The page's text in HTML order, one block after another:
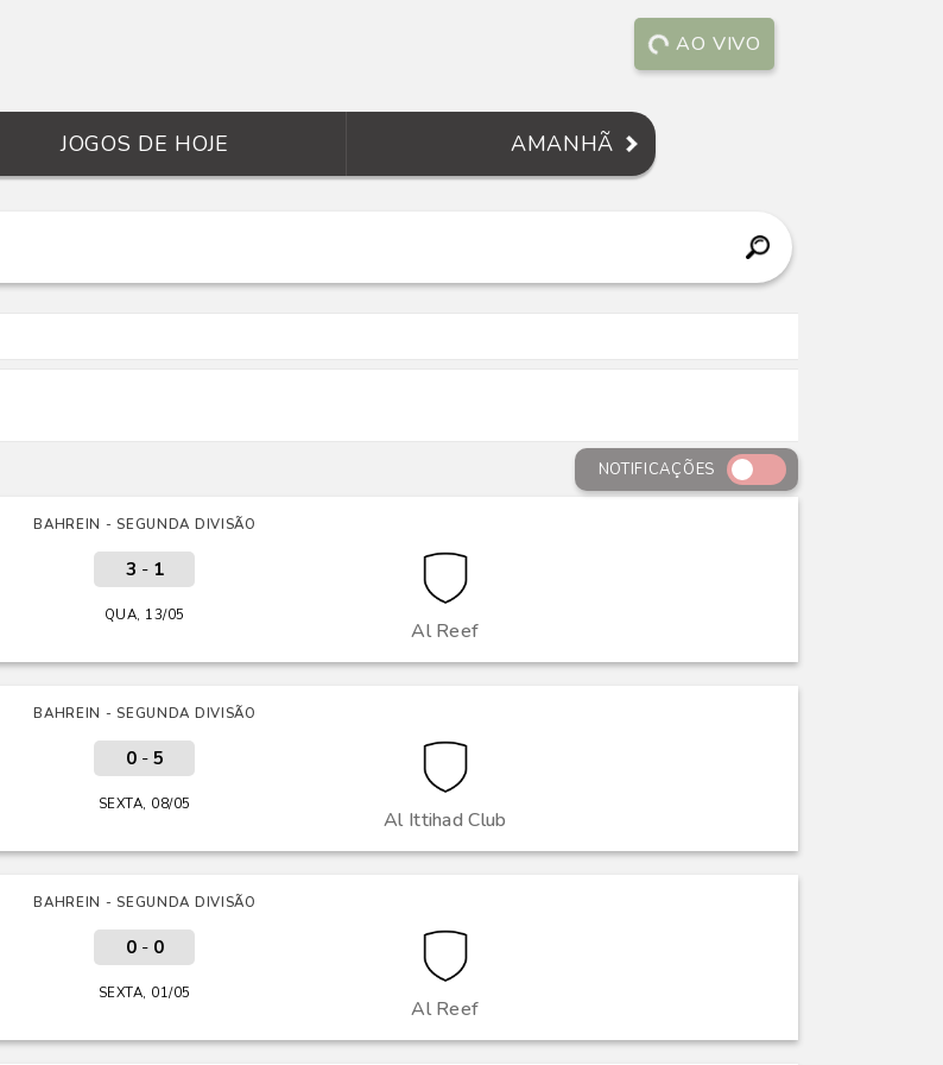
AO VIVO
JOGOS DE HOJE AMANHÃ
NOTIFICAÇÕES
BAHREIN - SEGUNDA DIVISÃO
Al Reef
3 - 1
QUA, 13/05
BAHREIN - SEGUNDA DIVISÃO
Al Ittihad Club
0- 5
SEXTA, 08/05
BAHREIN - SEGUNDA DIVISÃO
Al Reef
0- 0
SEXTA, 01/05